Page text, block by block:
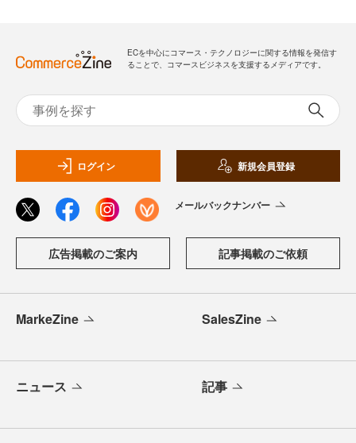
ECを中心にコマース・テクノロジーに関する情報を発信す
ることで、コマースビジネスを支援するメディアです。
ログイン 新規会員登録
メールバックナンバー
広告掲載のご案内 記事掲載のご依頼
MarkeZine SalesZine
ニュース 記事